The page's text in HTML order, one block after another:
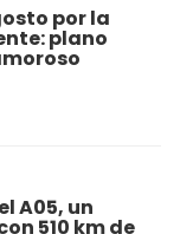
por la
plano
A05, un
510 km de